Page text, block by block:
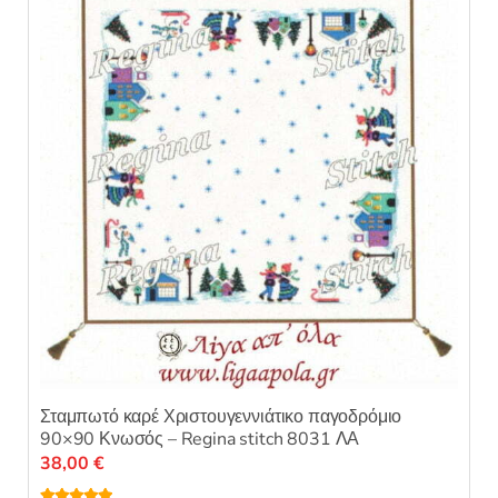
επιλογές
μπορούν
να
επιλεγούν
στη
σελίδα
του
προϊόντος
Σταμπωτό καρέ Χριστουγεννιάτικο παγοδρόμιο
90×90 Κνωσός – Regina stitch 8031 ΛΑ
38,00 €